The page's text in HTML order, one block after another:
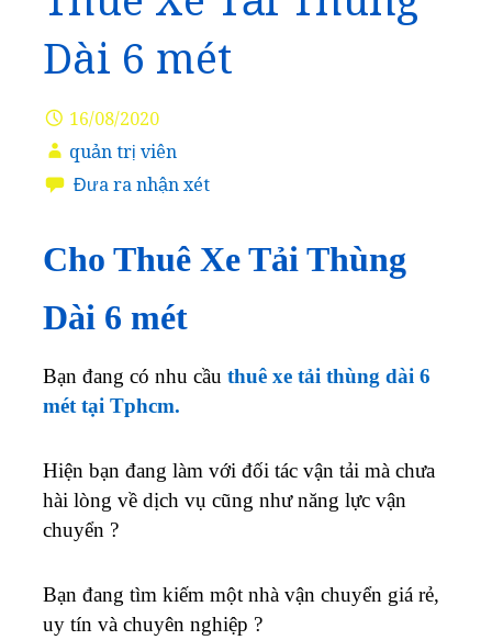
Dài 6 mét
16/08/2020
quản trị viên
Đưa ra nhận xét
Cho Thuê Xe Tải Thùng
Dài 6 mét
Bạn đang có nhu cầu thuê xe tải thùng dài 6
mét tại Tphcm.
Hiện bạn đang làm với đối tác vận tải mà chưa
hài lòng về dịch vụ cũng như năng lực vận
chuyển ?
Bạn đang tìm kiếm một nhà vận chuyển giá rẻ,
uy tín và chuyên nghiệp ?